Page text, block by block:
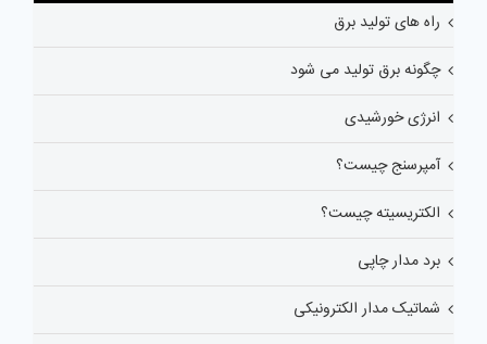
راه های تولید برق
چگونه برق تولید می شود
انرژی خورشیدی
آمپرسنج چیست؟
الکتریسیته چیست؟
برد مدار چاپی
شماتیک مدار الکترونیکی